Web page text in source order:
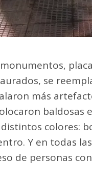
se
más
baldosas
colores:
Y en todas
de personas